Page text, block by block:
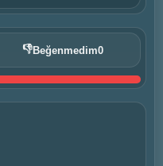
👎Beğenmedim0